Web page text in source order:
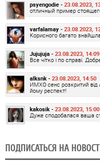
psyengodie - 23.08.2023,
отличный пример
varfalamay - 23.08.2023,
Корисного багато
Jujujuja - 23.08.2023, 14:09
Все чітко і по справі.
alksnk - 23.08.2023, 14:50
ИМХО сенс розкритий
йому респект!
kakosik - 23.08.2023, 15:00
Дуже сподобалася ваша
ПОДПИСАТЬСЯ НА